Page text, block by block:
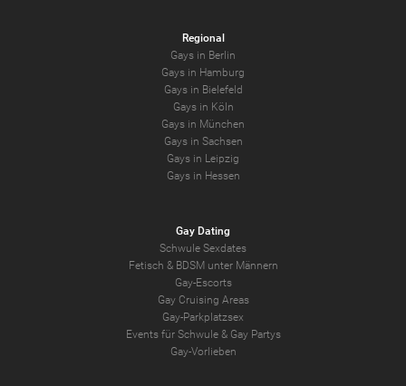
Regional
Gays in Berlin
Gays in Hamburg
Gays in Bielefeld
Gays in Köln
Gays in München
Gays in Sachsen
Gays in Leipzig
Gays in Hessen
Gay Dating
Schwule Sexdates
Fetisch & BDSM unter Männern
Gay-Escorts
Gay Cruising Areas
Gay-Parkplatzsex
Events für Schwule & Gay Partys
Gay-Vorlieben